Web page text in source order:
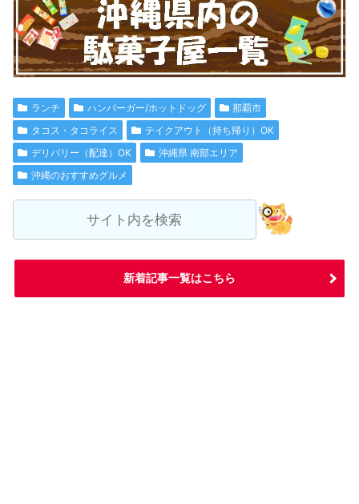
ランチ ハンバーガー/ホットドッグ
那覇市
タコス・タコライス
テイクアウト（持ち帰り）OK
デリバリー（配達）OK
沖縄県 南部エリア
沖縄のおすすめグルメ
新着記事一覧はこちら